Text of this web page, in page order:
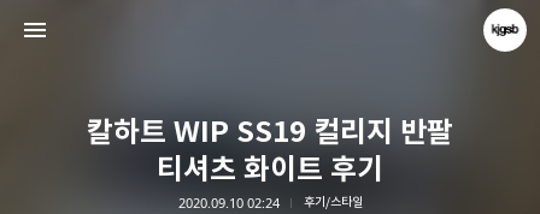
칼하트 WIP SS19 컬리지 반팔
티셔츠 화이트 후기
2020.09.10 02:24 후기/스타일